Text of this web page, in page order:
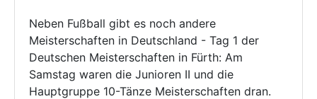
Neben Fußball gibt es noch andere
Meisterschaften in Deutschland - Tag 1 der
Deutschen Meisterschaften in Fürth: Am
Samstag waren die Junioren II und die
Hauptgruppe 10-Tänze Meisterschaften dran.